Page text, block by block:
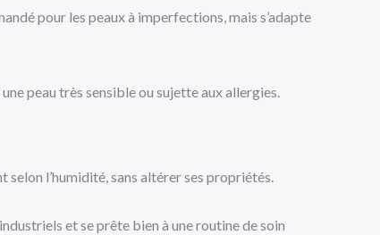
pour les peaux à imperfections, mais s’adapte
peau très sensible ou sujette aux allergies.
l’humidité, sans altérer ses propriétés.
et se prête bien à une routine de soin